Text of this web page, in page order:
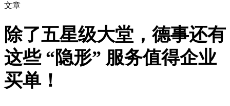
文章
除了五星级大堂，德事还有
这些 “隐形” 服务值得企业
买单！